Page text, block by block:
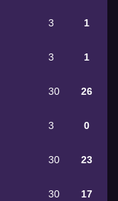
3 1
3 1
30 26
3 0
30 23
30 17